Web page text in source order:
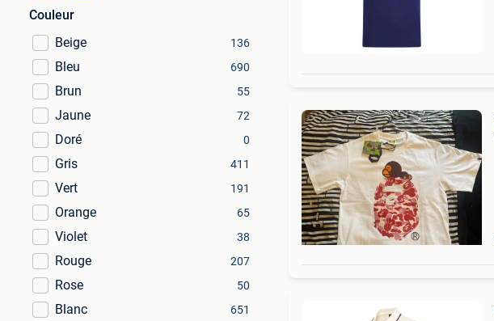
Couleur
Beige
136
Bleu 690
Brun 55
Jaune 72
Doré 0
Gris 411
Vert 191
Orange 65
Violet 38
Rouge 207
Rose 50
Blanc 651